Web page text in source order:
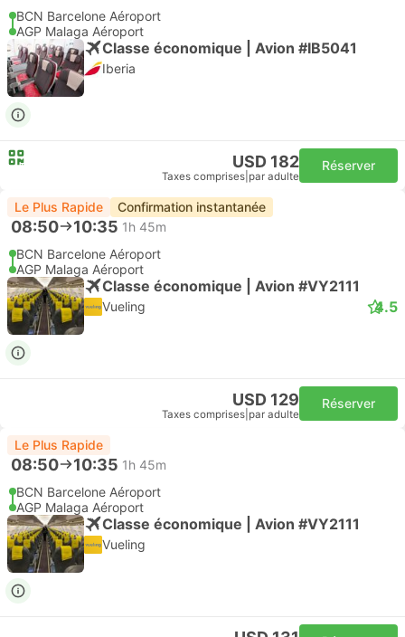
BCN Barcelone Aéroport
AGP Malaga Aéroport
Classe économique | Avion #IB5041
Iberia
USD 182
Taxes comprises par adulte
Réserver
Le Plus Rapide Confirmation instantanée
08:50 10:35 1h 45m
BCN Barcelone Aéroport
AGP Malaga Aéroport
Classe économique | Avion #VY2111
Vueling 4.5
USD 129
Taxes comprises par adulte
Réserver
Le Plus Rapide
08:50 10:35 1h 45m
BCN Barcelone Aéroport
AGP Malaga Aéroport
Classe économique | Avion #VY2111
Vueling